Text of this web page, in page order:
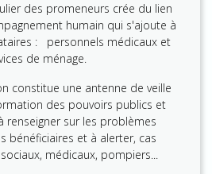
des promeneurs crée du lien
humain qui s'ajoute à
: personnels médicaux et
de ménage.
constitue une antenne de veille
des pouvoirs publics et
renseigner sur les problèmes
bénéficiaires et à alerter, cas
médicaux, pompiers...